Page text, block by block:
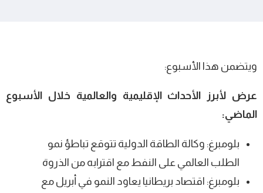
ويتضمن هذا الأسبوع:
عرض لأبرز الأحداث الإقليمية والعالمية خلال الأسبوع
الماضي:
بلومبرغ: وكالة الطاقة الدولية تتوقع تباطؤ نمو
الطلب العالمي على النفط مع اقترابه من الذروة
بلومبرغ: اقتصاد بريطانيا يعاود النمو في أبريل مع